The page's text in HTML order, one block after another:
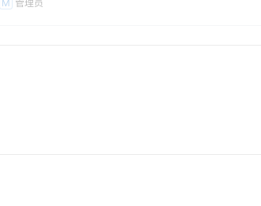
M 管理员